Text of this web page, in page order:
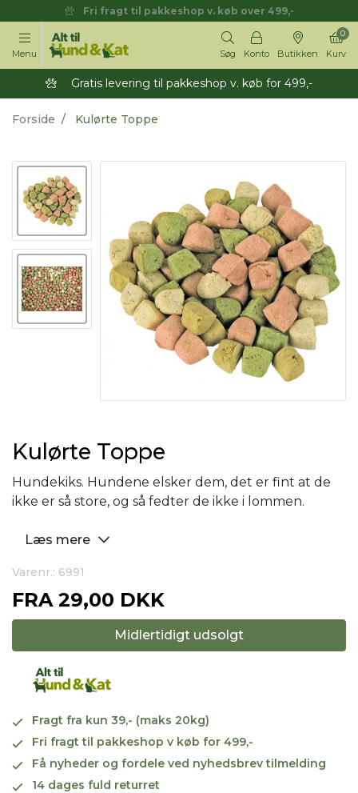
Fri fragt til pakkeshop v. køb over 499,-
Menu Søg Konto Butikken Kurv
0
Gratis levering til pakkeshop v. køb for 499,-
Forside Kulørte Toppe
Kulørte Toppe
Hundekiks. Hundene elsker dem, det er fint at de
ikke er så store, og så fedter de ikke i lommen.
Læs mere
Varenr.: 6991
FRA 29,00 DKK
Midlertidigt udsolgt
Fragt fra kun 39,- (maks 20kg)
Fri fragt til pakkeshop v køb for 499,-
Få nyheder og fordele ved nyhedsbrev tilmelding
14 dages fuld returret